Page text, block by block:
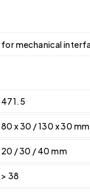
for mechanical
471.5
80 x 30 / 130 x 30 mm
20 / 30 / 40 mm
> 38